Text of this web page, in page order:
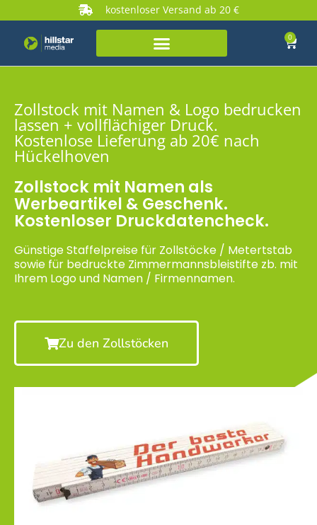
kostenloser Versand ab 20 €
0
Zollstock mit Namen & Logo bedrucken
lassen + vollflächiger Druck.
Kostenlose Lieferung ab 20€ nach
Hückelhoven
Zollstock mit Namen als
Werbeartikel & Geschenk.
Kostenloser Druckdatencheck.
Günstige Staffelpreise für Zollstöcke / Metertstab
sowie für bedruckte Zimmermannsbleistifte zb. mit
Ihrem Logo und Namen / Firmennamen.
Zu den Zollstöcken